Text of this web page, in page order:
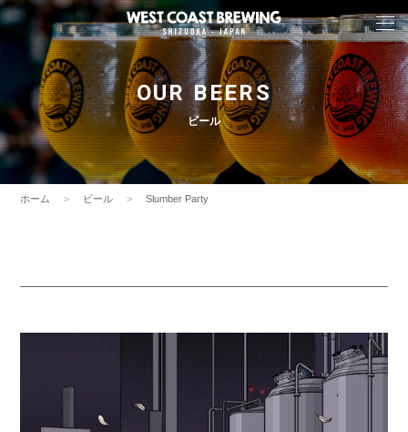
OUR BEERS
ビール
ホーム ビール Slumber Party